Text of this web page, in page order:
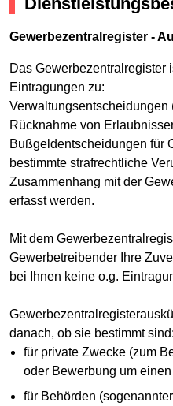
Gewerbezentralregister -
Das Gewerbezentralregister
Eintragungen zu:
Verwaltungsentscheidungen
Rücknahme von
Bußgeldentscheidungen für
bestimmte strafrechtliche
Zusammenhang mit der
erfasst werden.
Mit dem
Gewerbetreibender Ihre
bei Ihnen keine o.g.
danach, ob sie bestimmt sind:
für private Zwecke (zum
oder Bewerbung um
für Behörden